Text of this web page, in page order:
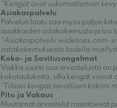
"Kengät ovat uskomattoman
Asiakaspalvelu
Palvelun laatu saa myös paljon
asiakkaiden ostokokemusta ja luo
"Asiakaspalvelu widetoes.com-
ostokokemuksesta todella
Koko- ja Sovitusongelmat
Vaikka suurin osa arvosteluista
kokotaulukoita, sillä kengät voivat
"Tilasin kengät tavallisen kokoni
Pito ja Vakaus
Muutamat arvostelut mainitsevat